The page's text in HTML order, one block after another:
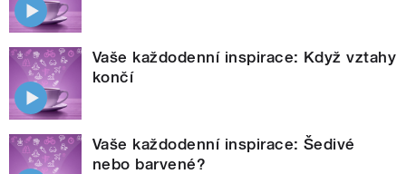
Vaše každodenní inspirace: Když vztahy
končí
Vaše každodenní inspirace: Šedivé
nebo barvené?